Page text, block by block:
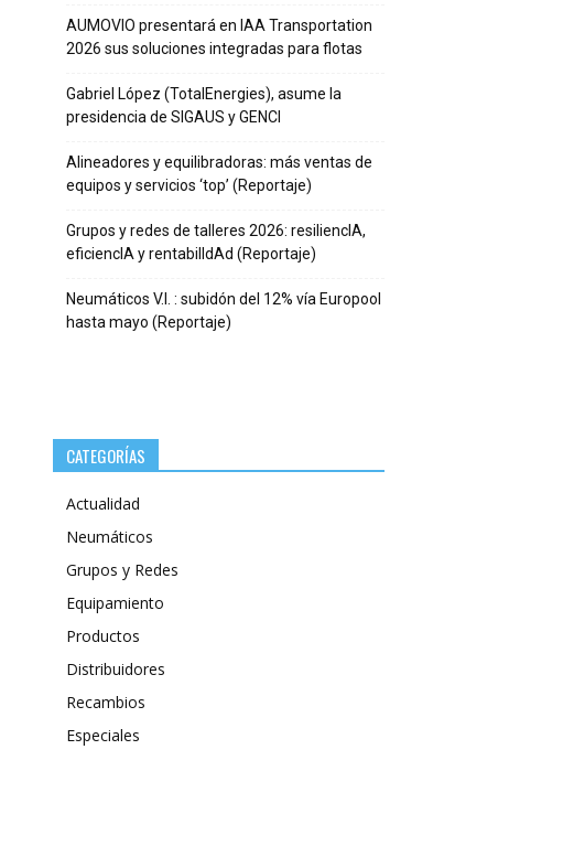
AUMOVIO presentará en IAA Transportation
2026 sus soluciones integradas para flotas
Gabriel López (TotalEnergies), asume la
presidencia de SIGAUS y GENCI
Alineadores y equilibradoras: más ventas de
equipos y servicios ‘top’ (Reportaje)
Grupos y redes de talleres 2026: resiliencIA,
eficiencIA y rentabilIdAd (Reportaje)
Neumáticos V.I. : subidón del 12% vía Europool
hasta mayo (Reportaje)
CATEGORÍAS
Actualidad
Neumáticos
Grupos y Redes
Equipamiento
Productos
Distribuidores
Recambios
Especiales